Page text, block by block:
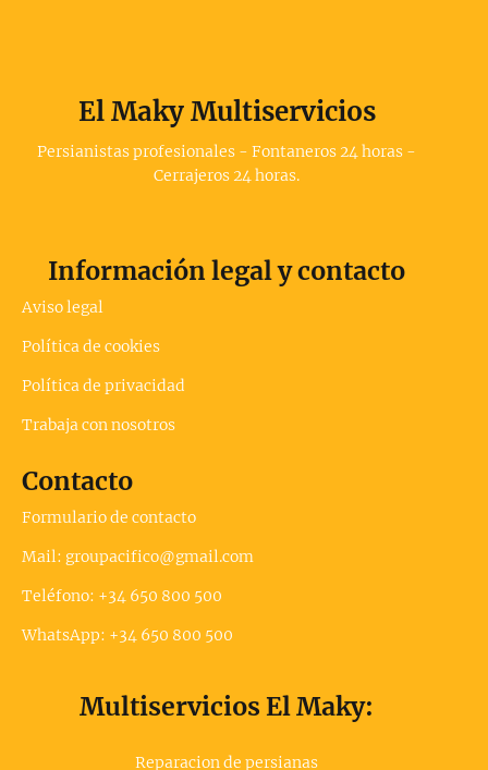
El Maky Multiservicios
Persianistas profesionales - Fontaneros 24 horas -
Cerrajeros 24 horas.
Información legal y contacto
Aviso legal
Política de cookies
Política de privacidad
Trabaja con nosotros
Contacto
Formulario de contacto
Mail: groupacifico@gmail.com
Teléfono: +34 650 800 500
WhatsApp: +34 650 800 500
Multiservicios El Maky:
Reparacion de persianas